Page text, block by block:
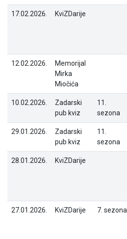
17.02.2026. KviZDarije
12.02.2026.
Memorijal
Mirka
Miočića
10.02.2026.
Zadarski
pub kviz
11.
sezona
29.01.2026.
Zadarski
pub kviz
11.
sezona
28.01.2026. KviZDarije
27.01.2026. KviZDarije 7. sezona